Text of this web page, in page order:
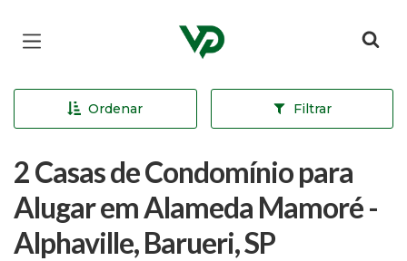
Página inicial
Ordenar Filtrar
2 Casas de Condomínio para
Alugar em Alameda Mamoré -
Alphaville, Barueri, SP